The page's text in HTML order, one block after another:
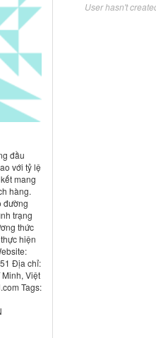
đầu
với tỷ lệ
mang
hàng.
đường
trạng
thức
hiện
Địa chỉ:
Việt
Tags:
User hasn't